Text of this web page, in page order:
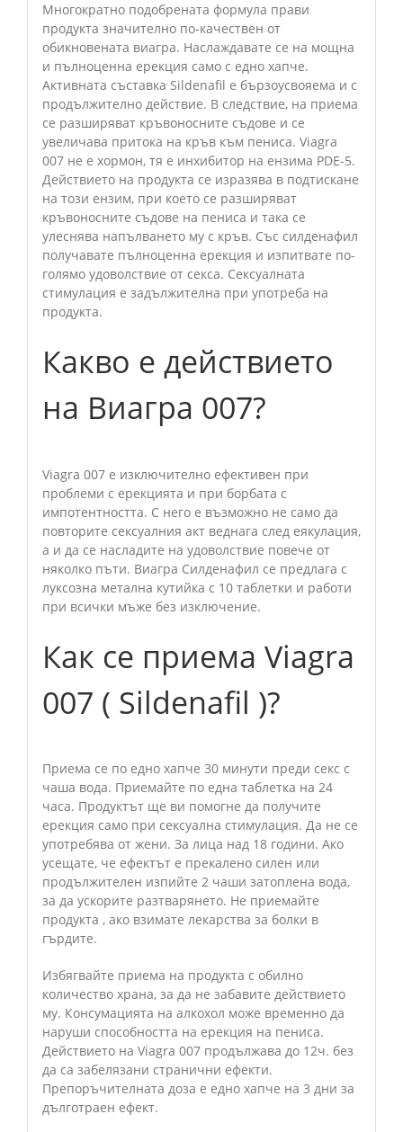
Многократно подобрената формула прави
продукта значително по-качествен от
обикновената виагра. Наслаждавате се на мощна
и пълноценна ерекция само с едно хапче.
Активната съставка Sildenafil е бързоусвояема и с
продължително действие. В следствие, на приема
се разширяват кръвоносните съдове и се
увеличава притока на кръв към пениса. Viagra
007 не е хормон, тя е инхибитор на ензима PDE-5.
Действието на продукта се изразява в подтискане
на този ензим, при което се разширяват
кръвоносните съдове на пениса и така се
улеснява напълването му с кръв. Със силденафил
получавате пълноценна ерекция и изпитвате по-
голямо удоволствие от секса. Сексуалната
стимулация е задължителна при употреба на
продукта.
Какво е действието
на Виагра 007?
Viagra 007 е изключително ефективен при
проблеми с ерекцията и при борбата с
импотентността. С него е възможно не само да
повторите сексуалния акт веднага след еякулация,
а и да се насладите на удоволствие повече от
няколко пъти. Виагра Силденафил се предлага с
луксозна метална кутийка с 10 таблетки и работи
при всички мъже без изключение.
Как се приема Viagra
007 ( Sildenafil )?
Приема се по едно хапче 30 минути преди секс с
чаша вода. Приемайте по една таблетка на 24
часа. Продуктът ще ви помогне да получите
ерекция само при сексуална стимулация. Да не се
употребява от жени. За лица над 18 години. Ако
усещате, че ефектът е прекалено силен или
продължителен изпийте 2 чаши затоплена вода,
за да ускорите разтварянето. Не приемайте
продукта , ако взимате лекарства за болки в
гърдите.
Избягвайте приема на продукта с обилно
количество храна, за да не забавите действието
му. Консумацията на алкохол може временно да
наруши способността на ерекция на пениса.
Действието на Viagra 007 продължава до 12ч. без
да са забелязани странични ефекти.
Препоръчителната доза е едно хапче на 3 дни за
дълготраен ефект.